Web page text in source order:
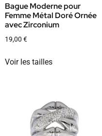
Bague Moderne pour
Femme Métal Doré Ornée
avec Zirconium
19,00 €
Voir les tailles